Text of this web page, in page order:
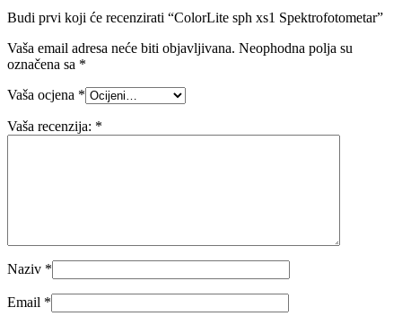
Budi prvi koji će recenzirati “ColorLite sph xs1 Spektrofotometar”
Vaša email adresa neće biti objavljivana. Neophodna polja su
označena sa *
Vaša ocjena *
Vaša recenzija: *
Naziv *
Email *